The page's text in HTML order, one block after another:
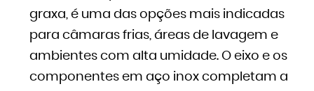
graxa, é uma das opções mais indicadas
para câmaras frias, áreas de lavagem e
ambientes com alta umidade. O eixo e os
componentes em aço inox completam a